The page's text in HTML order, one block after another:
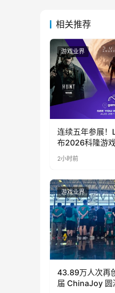
相关推荐
游戏业界
连续五年参展
布2026科隆游
2小时前
游戏业界
43.89万人次再
届 ChinaJoy 圆